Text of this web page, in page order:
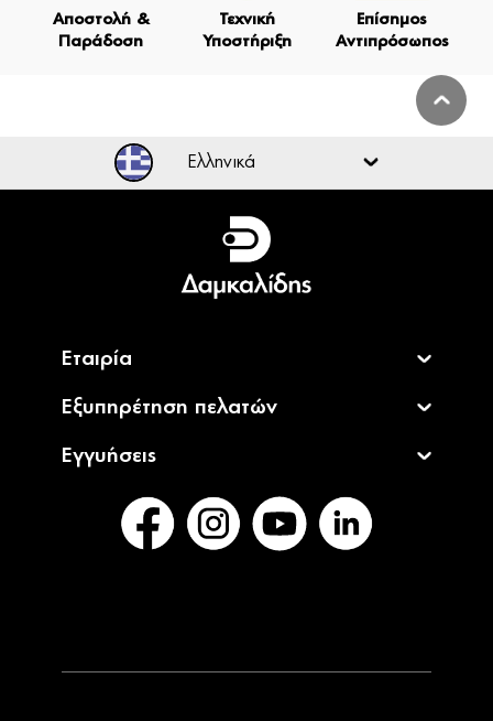
Αποστολή &
Παράδοση
Τεχνική
Υποστήριξη
Επίσημος
Αντιπρόσωπος
Ελληνικά
Ελληνικά
English
Εταιρία
Εξυπηρέτηση πελατών
Εγγυήσεις